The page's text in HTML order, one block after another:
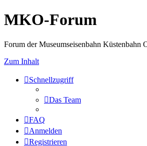
MKO-Forum
Forum der Museumseisenbahn Küstenbahn
Zum Inhalt
Schnellzugriff
Das Team
FAQ
Anmelden
Registrieren